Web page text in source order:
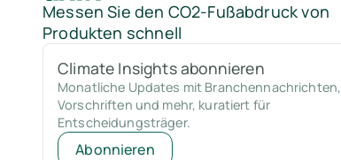
Messen Sie den CO2-Fußabdruck von
Produkten schnell
Climate Insights abonnieren
Monatliche Updates mit Branchennachrichten,
Vorschriften und mehr, kuratiert für
Entscheidungsträger.
Abonnieren